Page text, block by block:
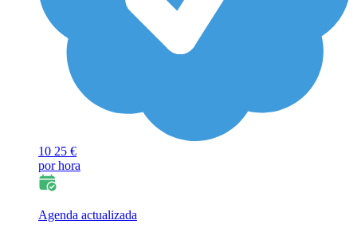
10 25 €
por hora
Agenda actualizada